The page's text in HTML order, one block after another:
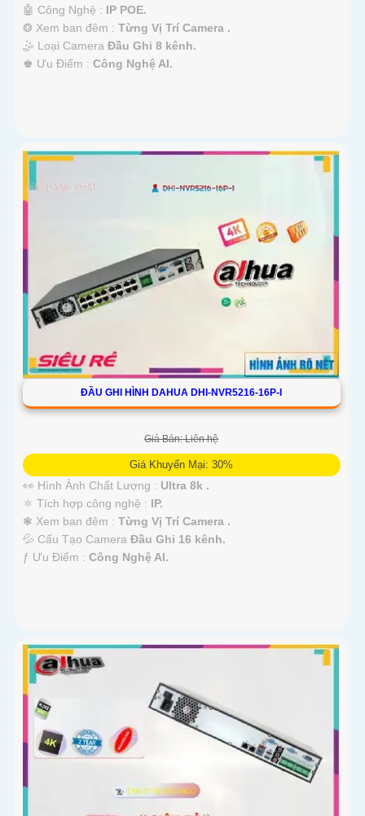
🤖️ Công Nghệ : IP POE.
❂ Xem ban đêm : Từng Vị Trí Camera .
🤹 Loại Camera Đầu Ghi 8 kênh.
️♚ Ưu Điểm : Công Nghệ AI.
ĐẦU GHI HÌNH DAHUA DHI-NVR5216-16P-I
Giá Bán: Liên hệ
Giá Khuyến Mại: 30%
👀 Hình Ành Chất Lượng : Ultra 8k .
⚛️ Tích hợp công nghệ : IP.
❃ Xem ban đêm : Từng Vị Trí Camera .
💦 Cấu Tạo Camera Đầu Ghi 16 kênh.
️ƒ Ưu Điểm : Công Nghệ AI.